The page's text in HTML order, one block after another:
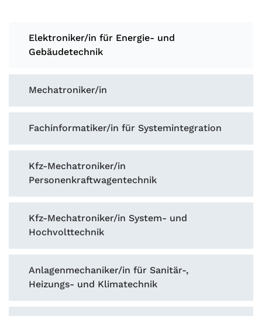
Elektroniker/in für Energie- und
Gebäudetechnik
Mechatroniker/in
Fachinformatiker/in für Systemintegration
Kfz-Mechatroniker/in
Personenkraftwagentechnik
Kfz-Mechatroniker/in System- und
Hochvolttechnik
Anlagenmechaniker/in für Sanitär-,
Heizungs- und Klimatechnik